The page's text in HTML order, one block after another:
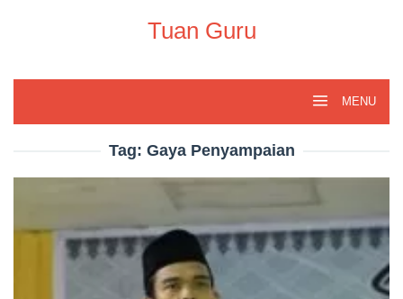
Tuan Guru
MENU
Tag: Gaya Penyampaian